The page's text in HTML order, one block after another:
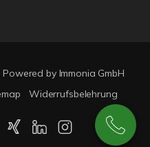
Powered by Immonia GmbH
Widerrufsbelehrung